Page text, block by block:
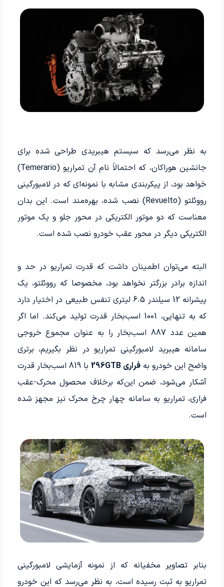
به نظر می‌رسد که سیستم هیبریدی طراحی شده برای
جانشین هوراکان، که احتمالاً نام آن تمراریو (Temerario)
خواهد بود، از پیکربندی مشابه با نمونه‌ای که در لامبورگینی
رووئلتو (Revuelto) نصب شده، بهره‌مند است. این بدان
معناست که دو موتور الکتریکی در محور جلو و یک موتور
الکتریکی دیگر در محور عقب خودرو نصب شده است.
البته می‌­توان اطمینان داشت که قدرت تمراریو در حد و
اندازه برادر بزرگتر نخواهد بود، مخصوصا که رووئلتو، یک
پیشرانه 12 سیلندر 6.5 لیتری تنفس طبیعی در اختیار دارد
که به تنهایی، 1001 اسب­‌بخار قدرت تولید می‌­کند. اما اگر
همین عدد 887 اسب­‌بخار را به عنوان مجموع خروجی
سامانه هیبرید لامبورگینی تمراریو در نظر بگیریم، برتری
واضح این خودرو بهفراری 296GTB
با 819 اسب‌­بخار قدرت
آشکار می­‌شود، ضمن ­این‌که برخلاف محصول محرک-عقب
فراری، تمراریو به سامانه چهار چرخ محرک نیز مجهز شده
است.
بنابر تصاویر مخفیانه که از نمونه آزمایشی لامبورگینی
تمراریو به ثبت رسیده است، به نظر می‌­رسد که این خودرو